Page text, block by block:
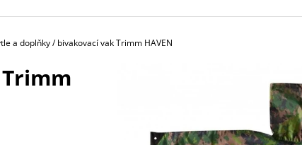
a doplňky/ bivakovací vak Trimm HAVEN